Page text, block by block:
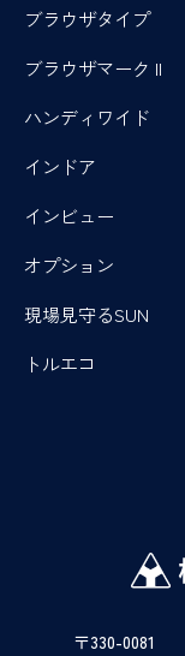
〒330-0081
ブラウザタイプ
ブラウザマーク II
ハンディワイド
インドア
インビュー
オプション
現場見守るSUN
トルエコ